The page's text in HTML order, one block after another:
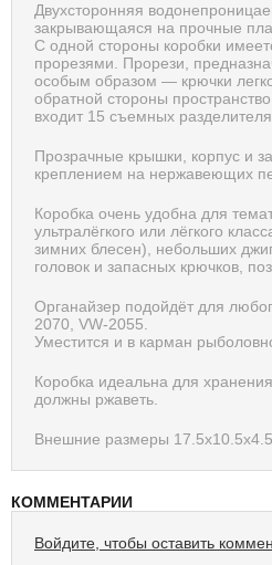
Двухсторонняя
закрывающаяся на прочные
С одной стороны коробки
прорезями. Прорези,
особым образом — крючки
обратной стороны
входит 15 съемных разделителя.
Прозрачные крышки, корпус и
креплением на нержавеющих
Коробка очень удобна для
ультралёгкого или лёгкого
зимних блесен), небольших
головок и запасных крючков,
Органайзер подойдёт для
2070, VW-2055.
Уместится и в карман
Коробка идеальна для
должны ржаветь.
Внешние размеры
КОММЕНТАРИИ
Войдите, чтобы оставить